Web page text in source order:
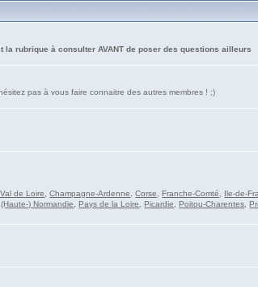
la rubrique à consulter AVANT de poser des questions ailleurs
pas à vous faire connaitre des autres membres ! ;)
de Loire ,Champagne-Ardenne ,Corse ,Franche-Comté Ile-de-
,(Haute-) Normandie ,Pays de la Loire ,Picardie ,Poitou-Charentes ,